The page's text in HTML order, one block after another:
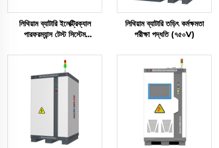
লিথিয়াম ব্যাটারি ইলেক্ট্রিক্যাল
পারফরম্যান্স টেস্ট সিস্টেম
লিথিয়াম ব্যাটারি তড়িৎ কর্মক্ষমতা
পরীক্ষা পদ্ধতি (৭৫০V)